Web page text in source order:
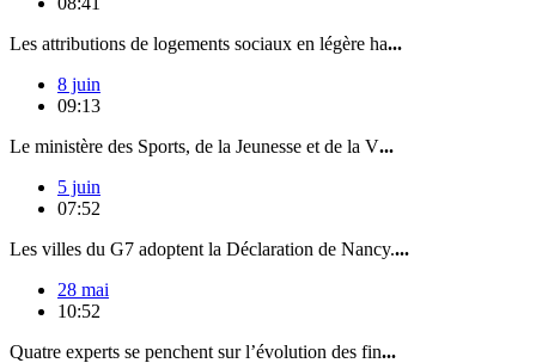
Les attributions de logements sociaux en légère ha...
8 juin
09:13
Le ministère des Sports, de la Jeunesse et de la V...
5 juin
07:52
Les villes du G7 adoptent la Déclaration de Nancy....
28 mai
10:52
Quatre experts se penchent sur l’évolution des fin...